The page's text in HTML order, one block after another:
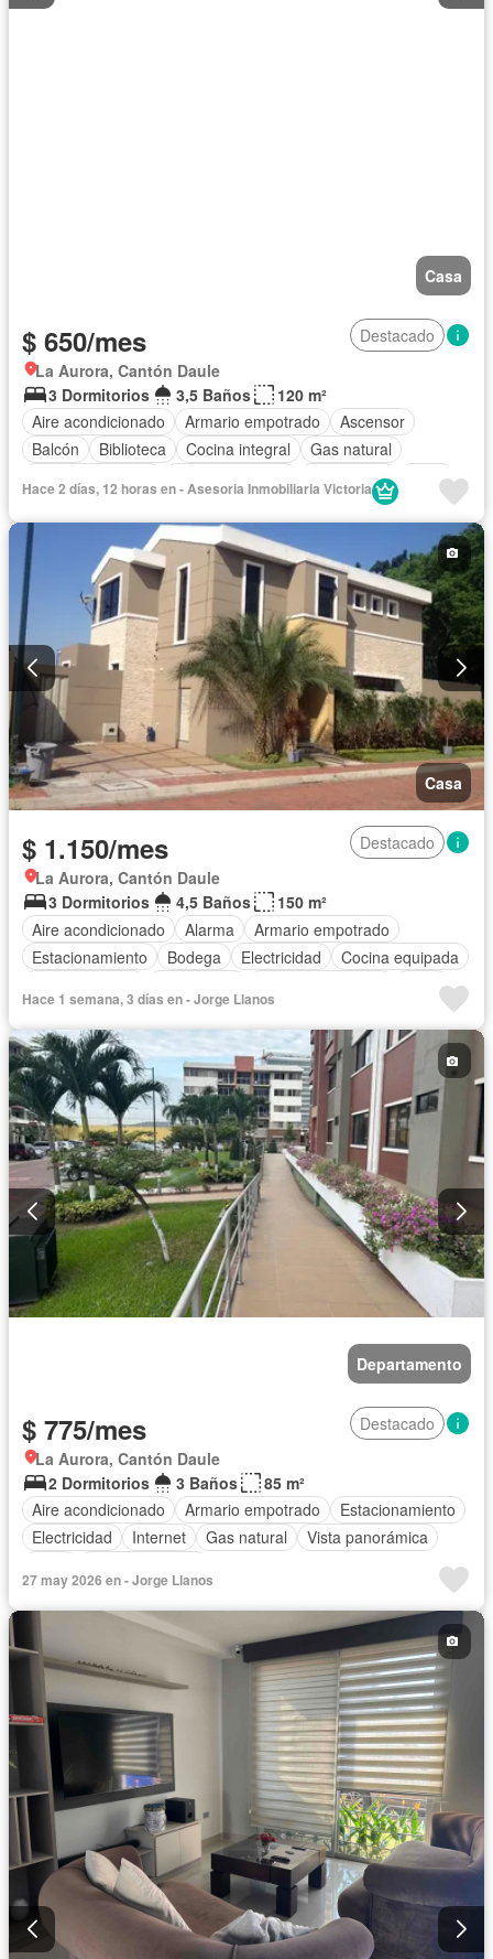
Casa
$ 650/mes
Destacado
La Aurora, Cantón Daule
3 Dormitorios
3,5 Baños
120 m²
Aire acondicionado
Armario empotrado
Ascensor
Balcón
Biblioteca Cocina integral
Gas natural
Electricidad
Agua
Garita de guardianía
Sauna Seguridad
Cancha de tenis
Solo familias Sin amoblar
Hace 2 días, 12 horas en - Asesoria Inmobiliaria Victoria
Casa
$ 1.150/mes
Destacado
La Aurora, Cantón Daule
3 Dormitorios
4,5 Baños
150 m²
Aire acondicionado
Alarma
Armario empotrado
Estacionamiento
Bodega Electricidad
Cocina equipada
Patio
Área para niños Conserje
Garita de guardianía
Gimnasio Seguridad
Piscina
Completamente amoblado
Hace 1 semana, 3 días en - Jorge Llanos
Departamento
$ 775/mes
Destacado
La Aurora, Cantón Daule
2 Dormitorios
3 Baños
85 m²
Aire acondicionado
Armario empotrado
Estacionamiento
Electricidad
Internet Gas natural
Vista panorámica
Acceso para personas con discapacidad
Parrilla
Garita de guardianía
Ascensor
Seguridad
Piscina
Parcialmente amoblado
27 may 2026 en - Jorge Llanos